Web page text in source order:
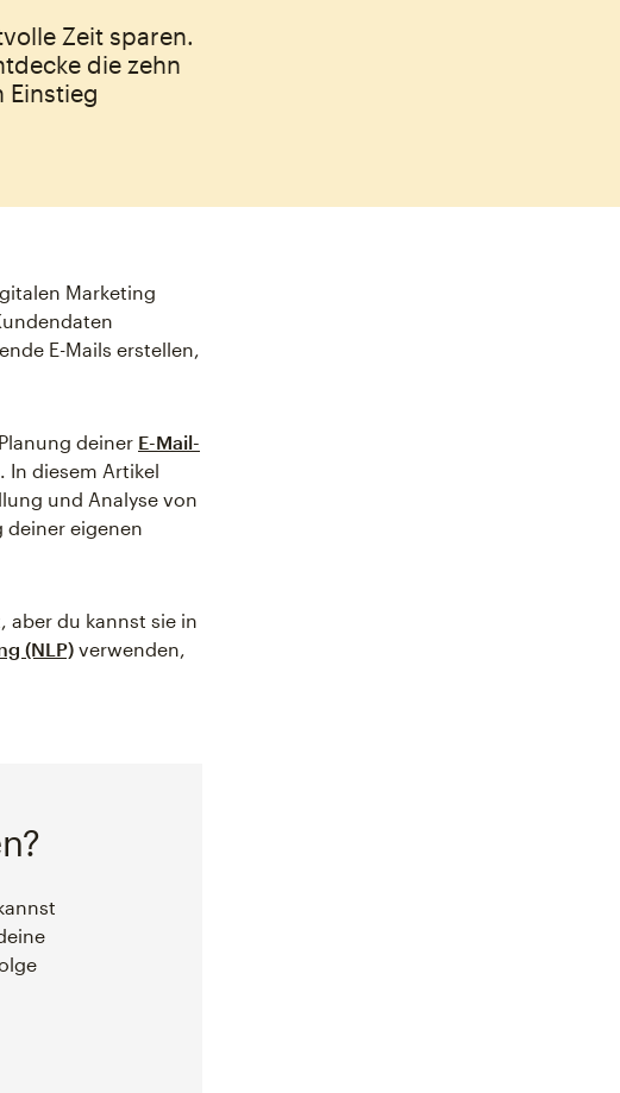
Zeit sparen.
die zehn
Einstieg
Marketing
E-Mails erstellen,
deiner E-Mail-
In diesem Artikel
und Analyse von
deiner eigenen
aber du kannst sie in
(NLP) verwenden,